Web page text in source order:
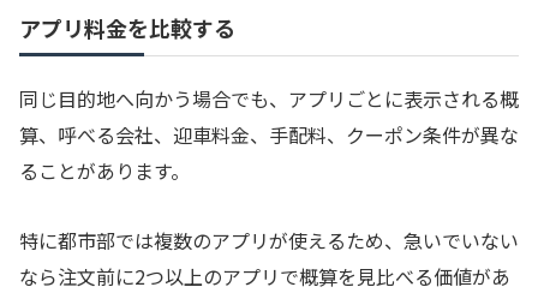
アプリ料金を比較する
同じ目的地へ向かう場合でも、アプリごとに表示される概
算、呼べる会社、迎車料金、手配料、クーポン条件が異な
ることがあります。
特に都市部では複数のアプリが使えるため、急いでいない
なら注文前に2つ以上のアプリで概算を見比べる価値があ